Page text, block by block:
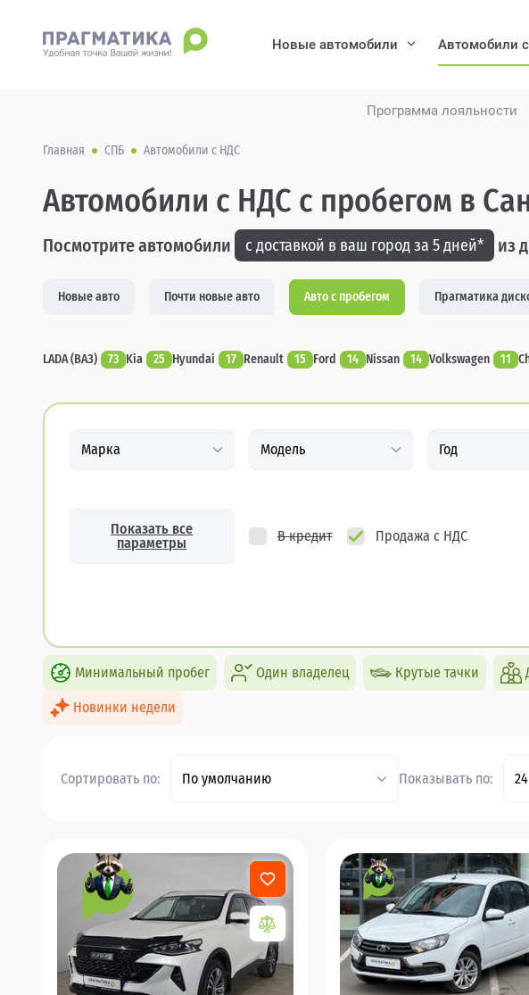
Программа лояльности
Новые автомобили Автомобили
Главная СПБ Автомобили с НДС
Автомобили с НДС с пробегом в
Посмотрите автомобили с доставкой в ваш город за 5 дней* из
Новые авто Почти новые авто Авто с пробегом Прагматика
LADA (ВАЗ) 73 Kia 25 Hyundai 17 Renault 15 Ford 14 Nissan 14 Volkswagen 11
Марка Модель Год
Показать все
параметры
В кредит Продажа с НДС
Минимальный пробег Один владелец Крутые тачки
Новинки недели
Сортировать по: По умолчанию Показывать по: 24